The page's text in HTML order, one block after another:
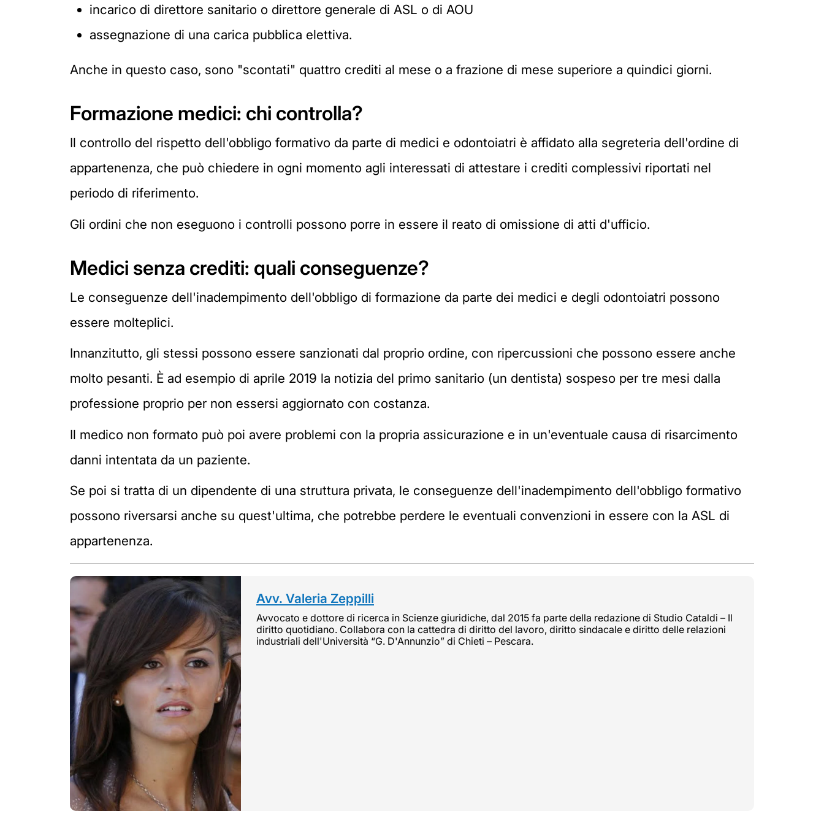
incarico di direttore sanitario o direttore generale di ASL o di AOU
assegnazione di una carica pubblica elettiva.
Anche in questo caso, sono "scontati" quattro crediti al mese o a frazione di mese superiore a quindici giorni.
Formazione medici: chi controlla?
Il controllo del rispetto dell'obbligo formativo da parte di medici e odontoiatri è affidato alla segreteria dell'ordine di
appartenenza, che può chiedere in ogni momento agli interessati di attestare i crediti complessivi riportati nel
periodo di riferimento.
Gli ordini che non eseguono i controlli possono porre in essere il reato di omissione di atti d'ufficio.
Medici senza crediti: quali conseguenze?
Le conseguenze dell'inadempimento dell'obbligo di formazione da parte dei medici e degli odontoiatri possono
essere molteplici.
Innanzitutto, gli stessi possono essere sanzionati dal proprio ordine, con ripercussioni che possono essere anche
molto pesanti. È ad esempio di aprile 2019 la notizia del primo sanitario (un dentista) sospeso per tre mesi dalla
professione proprio per non essersi aggiornato con costanza.
Il medico non formato può poi avere problemi con la propria assicurazione e in un'eventuale causa di risarcimento
danni intentata da un paziente.
Se poi si tratta di un dipendente di una struttura privata, le conseguenze dell'inadempimento dell'obbligo formativo
possono riversarsi anche su quest'ultima, che potrebbe perdere le eventuali convenzioni in essere con la ASL di
appartenenza.
Avv. Valeria Zeppilli
Avvocato e dottore di ricerca in Scienze giuridiche, dal 2015 fa parte della redazione di Studio Cataldi – Il
diritto quotidiano. Collabora con la cattedra di diritto del lavoro, diritto sindacale e diritto delle relazioni
industriali dell'Università “G. D'Annunzio” di Chieti – Pescara.